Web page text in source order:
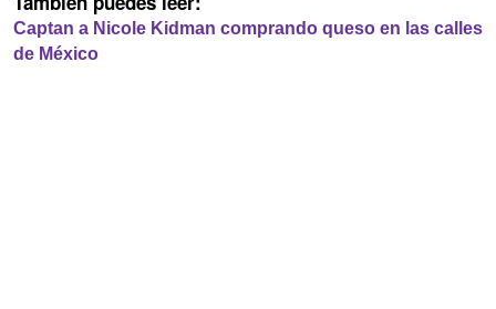
Captan a Nicole Kidman comprando queso en las calles
de México